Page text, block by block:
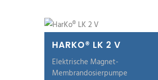
HARKO® LK 2 V
Elektrische Magnet-
Membrandosierpumpe